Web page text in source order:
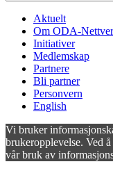
Aktuelt
Om ODA-
Initiativer
Medlemskap
Partnere
Bli partner
Personvern
English
Vi bruker
brukeropplevelse. Ved
vår bruk av